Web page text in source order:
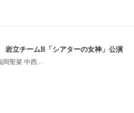
岩立チームB「シアターの女神」公演
聖菜 中西...